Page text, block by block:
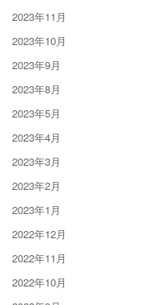
2023年11月
2023年10月
2023年9月
2023年8月
2023年5月
2023年4月
2023年3月
2023年2月
2023年1月
2022年12月
2022年11月
2022年10月